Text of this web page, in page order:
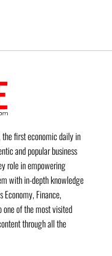
the first economic daily in
and popular business
role in empowering
with in-depth knowledge
Economy, Finance,
one of the most visited
through all the